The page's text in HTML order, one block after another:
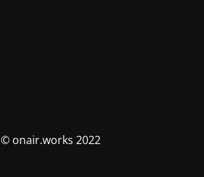
© onair.works 2022